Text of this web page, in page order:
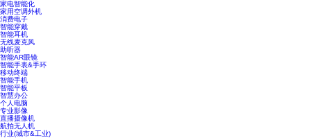
家电智能化
家用空调外机
消费电子
智能穿戴
智能耳机
无线麦克风
助听器
智能AR眼镜
智能手表&手环
移动终端
智能手机
智能平板
智慧办公
个人电脑
专业影像
直播摄像机
航拍无人机
行业(城市&工业)